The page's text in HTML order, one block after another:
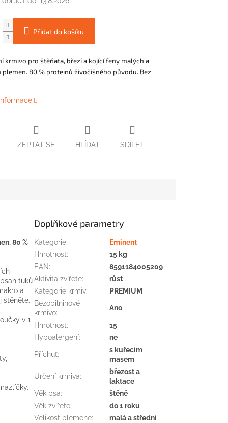
Přidat do košíku
krmivo pro štěňata, březí a kojící feny malých a
80 % proteinů živočišného původu. Bez
ZEPTAT SE HLÍDAT SDÍLET
80 %
tuků
a
štěněte.
v 1
Doplňkové parametry
Kategorie:
Eminent
Hmotnost:
15 kg
EAN:
8591184005209
Aktivita zvířete:
růst
Kategórie krmiv:
PREMIUM
Bezobilninové
krmivo:
Ano
Hmotnost:
15
Hypoalergení: ne
Příchuť:
s kuřecím
masem
Určení krmiva:
březost a
laktace
Věk psa:
štěně
Věk zvířete:
do 1 roku
Velikost plemene: malá a střední